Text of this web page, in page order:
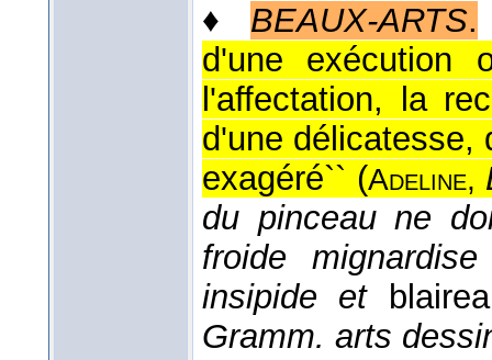
♦ BEAUX-ARTS.
d'une exécution
l'affectation, la
d'une délicatesse,
exagéré`` (Adeline,
du pinceau ne
froide
insipide et
Gramm. arts